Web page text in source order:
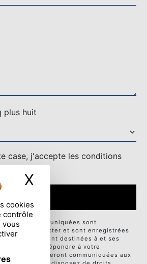
cookies
contrôle
vous
X Masquer le
plus huit
case, j'accepte les conditions
**
communiquées sont
de vous contacter et sont enregistrées
Elles sont destinées à et ses
seul but de répondre à votre
collectées seront communiquées aux